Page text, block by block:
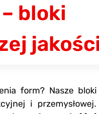
bloki
jakości
form? Nasze bloki
i przemysłowej.